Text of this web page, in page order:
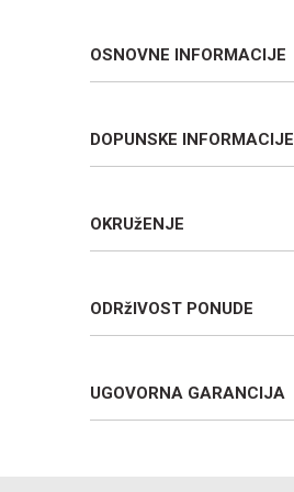
OSNOVNE INFORMACIJE
DOPUNSKE INFORMACIJE
OKRUžENJE
ODRžIVOST PONUDE
UGOVORNA GARANCIJA